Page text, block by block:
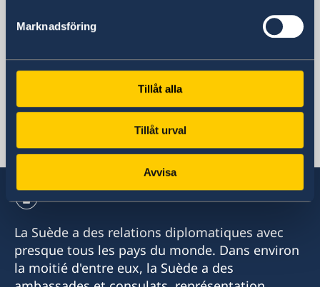
Marknadsföring
Tillåt alla
Tillåt urval
Avvisa
Dar Nordique
1053 Les Berges du Lac
Phone
+216 71 121 300
ambassaden.tunis@gov.se
La Suède a des relations diplomatiques avec
presque tous les pays du monde. Dans environ
la moitié d'entre eux, la Suède a des